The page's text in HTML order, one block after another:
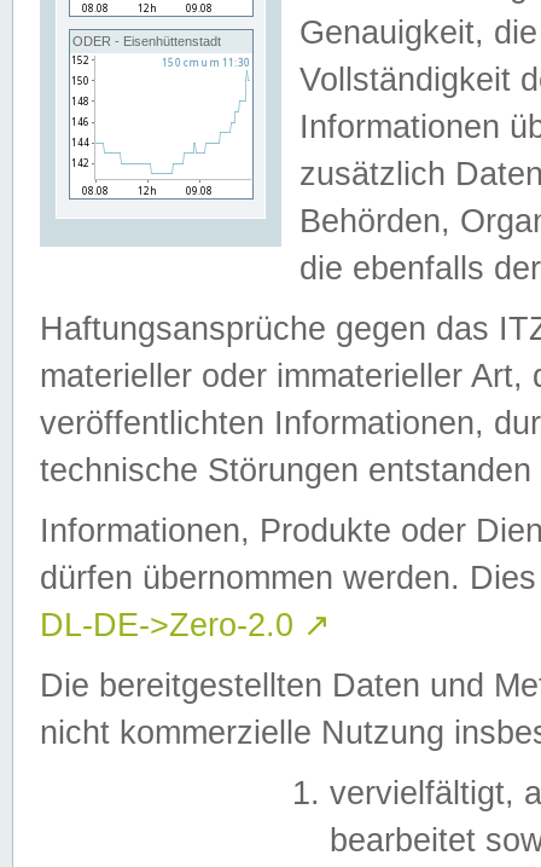
ODER - Eisenhüttenstadt
Genauigkeit,
Vollständigkeit
Informationen
zusätzlich
Behörden,
die ebenfalls
Haftungsansprüche gegen das
materieller oder immaterieller
veröffentlichten Informationen,
technische Störungen
Informationen, Produkte oder
dürfen übernommen werden.
DL-DE->Zero-2.0 ↗
Die bereitgestellten Daten und
nicht kommerzielle Nutzung
vervielfältigt,
bearbeitet